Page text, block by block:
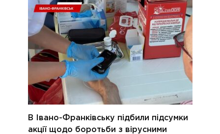
В Івано-Франківську підбили підсумки
акції щодо боротьби з вірусними